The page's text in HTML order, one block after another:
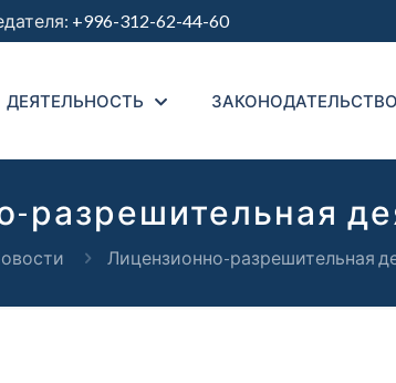
+996-312-62-44-60
ДЕЯТЕЛЬНОСТЬ ЗАКОНОДАТЕЛЬСТВО
разрешительная
Лицензионно-разрешительная